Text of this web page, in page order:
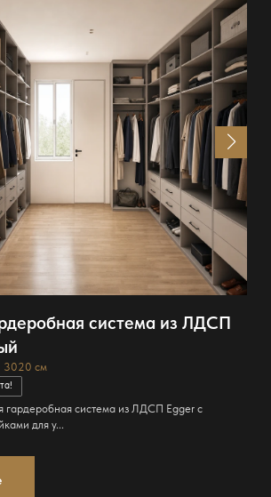
система из ЛДСП
3020 см
гардеробная система из ЛДСП Egger с
для у...